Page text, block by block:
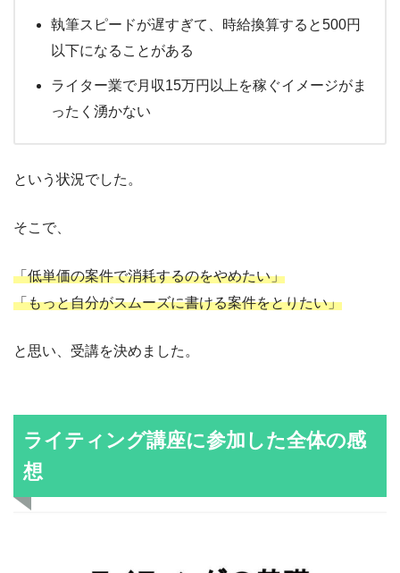
執筆スピードが遅すぎて、時給換算すると500円
以下になることがある
ライター業で月収15万円以上を稼ぐイメージがま
ったく湧かない
という状況でした。
そこで、
「低単価の案件で消耗するのをやめたい」
「もっと自分がスムーズに書ける案件をとりたい」
と思い、受講を決めました。
ライティング講座に参加した全体の感
想